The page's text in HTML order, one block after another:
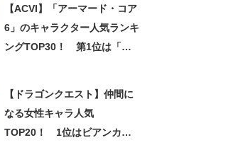
【ACVI】「アーマード・コア
6」のキャラクター人気ランキ
ングTOP30！ 第1位は「ハ
【ドラゴンクエスト】仲間に
なる女性キャラ人気
TOP20！ 1位はビアンカに